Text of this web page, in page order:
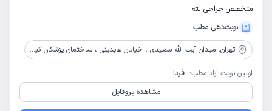
متخصص جراحی لثه
نوبت‌دهی مطب
تهران، میدان آیت الله سعیدی ، خیابان عابدینی ، ساختمان پزشکان کیمیا پارس ، طبقه 3 ، دندانپزشکی دکتر عمادی
اولین نوبت آزاد مطب: فردا
مشاهده پروفایل